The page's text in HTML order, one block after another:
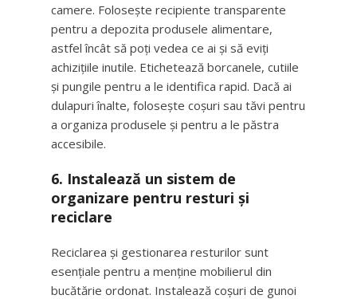
camere. Folosește recipiente transparente
pentru a depozita produsele alimentare,
astfel încât să poți vedea ce ai și să eviți
achizițiile inutile. Etichetează borcanele, cutiile
și pungile pentru a le identifica rapid. Dacă ai
dulapuri înalte, folosește coșuri sau tăvi pentru
a organiza produsele și pentru a le păstra
accesibile.
6. Instalează un sistem de
organizare pentru resturi și
reciclare
Reciclarea și gestionarea resturilor sunt
esențiale pentru a menține mobilierul din
bucătărie ordonat. Instalează coșuri de gunoi